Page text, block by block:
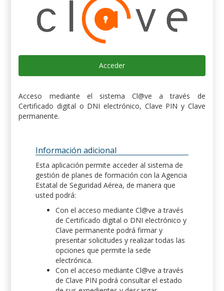
Acceder
Acceso mediante el sistema Cl@ve a través de
Certificado digital o DNI electrónico, Clave PIN y Clave
permanente.
Información adicional
Esta aplicación permite acceder al sistema de
gestión de planes de formación con la Agencia
Estatal de Seguridad Aérea, de manera que
usted podrá:
Con el acceso mediante Cl@ve a través
de Certificado digital o DNI electrónico y
Clave permanente podrá firmar y
presentar solicitudes y realizar todas las
opciones que permite la sede
electrónica.
Con el acceso mediante Cl@ve a través
de Clave PIN podrá consultar el estado